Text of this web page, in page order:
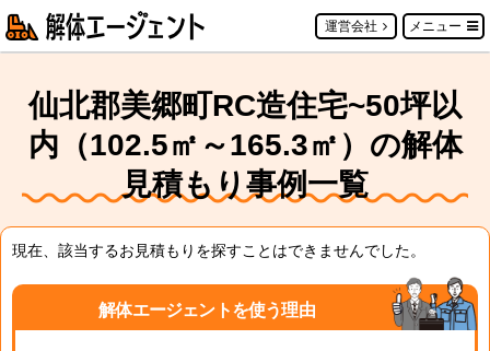
運営会社 メニュー
仙北郡美郷町RC造住宅~50坪以
内（102.5㎡～165.3㎡）の解体
見積もり事例一覧
現在、該当するお見積もりを探すことはできませんでした。
解体エージェントを使う理由